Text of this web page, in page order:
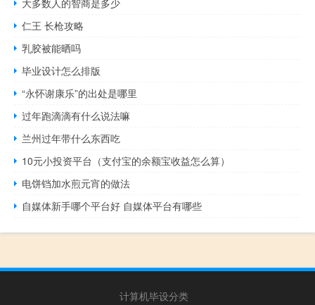
大多数人的智商是多少
仁王 长枪攻略
乳胶被能晒吗
毕业设计怎么排版
“永怀谢康乐”的出处是哪里
过年跑滴滴有什么说法嘛
兰州过年带什么东西吃
10元小投资平台（支付宝的余额宝收益怎么算）
电饼铛加水煎元宵的做法
自媒体新手哪个平台好 自媒体平台有哪些
计算机毕设分类